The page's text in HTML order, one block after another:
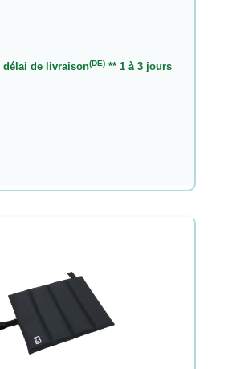
délai de livraison(DE) ** 1 à 3 jours